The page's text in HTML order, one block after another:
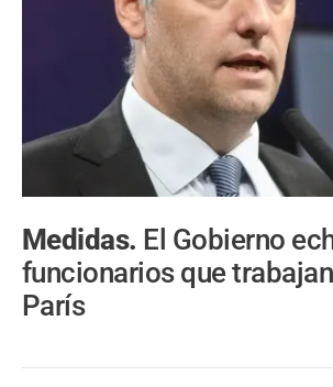
Medidas. El Gobierno
funcionarios que
París